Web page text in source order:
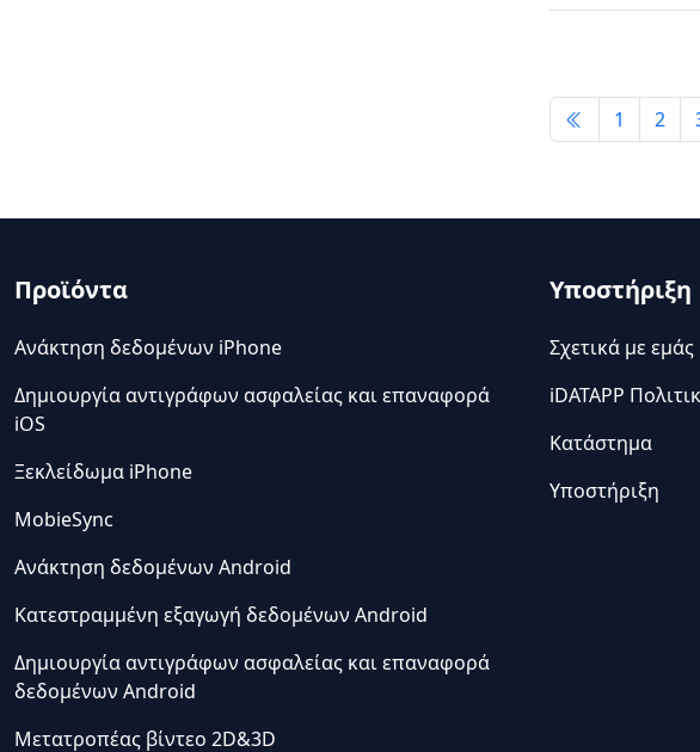
1 2
Προϊόντα
Ανάκτηση δεδομένων iPhone
Δημιουργία αντιγράφων ασφαλείας και επαναφορά
iOS
Ξεκλείδωμα iPhone
MobieSync
Ανάκτηση δεδομένων Android
Κατεστραμμένη εξαγωγή δεδομένων Android
Δημιουργία αντιγράφων ασφαλείας και επαναφορά
δεδομένων Android
Μετατροπέας βίντεο 2D&3D
Υποστήριξη
Σχετικά με εμάς
iDATAPP
Κατάστημα
Υποστήριξη